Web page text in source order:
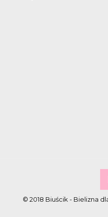
© 2018 Biuścik - Bielizna